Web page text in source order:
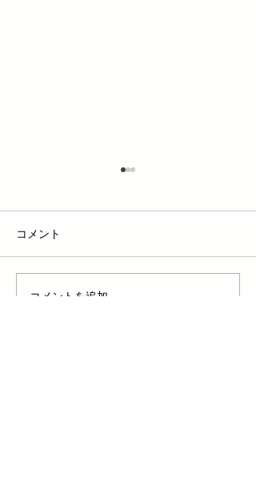
買い物体験
コメント
コメントを追加…